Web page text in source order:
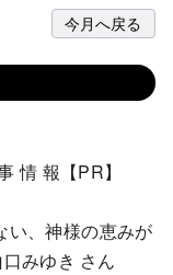
今月へ戻る
情 報【PR】
、神様の恵みが
みゆき さん